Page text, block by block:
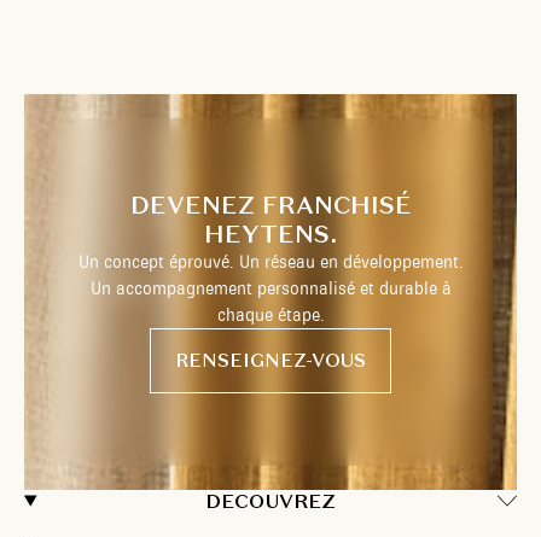
DECOUVREZ
DEVENEZ FRANCHISÉ
HEYTENS.
Un concept éprouvé. Un réseau en développement.
Un accompagnement personnalisé et durable à
chaque étape.
RENSEIGNEZ-VOUS